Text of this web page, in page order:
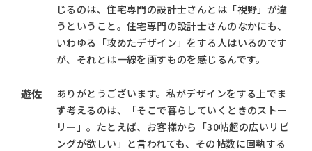
じるのは、住宅専門の設計士さんとは「視野」が違
うということ。住宅専門の設計士さんのなかにも、
いわゆる「攻めたデザイン」をする人はいるのです
が、それとは一線を画すものを感じるんです。
遊佐
ありがとうございます。私がデザインをする上でま
ず考えるのは、「そこで暮らしていくときのストー
リー」。たとえば、お客様から「30帖超の広いリビ
ングが欲しい」と言われても、その帖数に固執する